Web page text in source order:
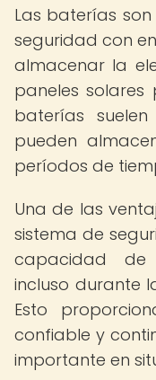
Las baterías
seguridad con
almacenar la
paneles solares
baterías
pueden
períodos de
Una de las
sistema de
capacidad de
incluso durante
Esto
confiable y
importante en